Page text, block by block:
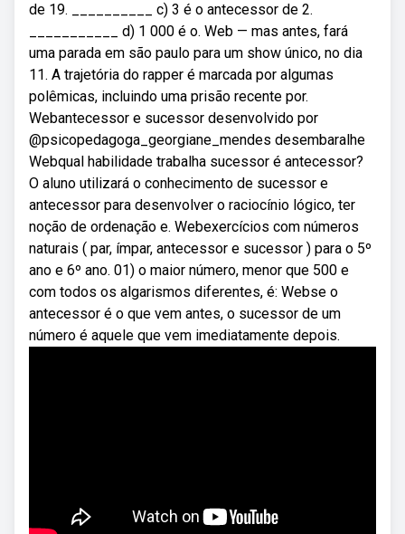
de 19. __________ c) 3 é o antecessor de 2.
___________ d) 1 000 é o. Web — mas antes, fará
uma parada em são paulo para um show único, no dia
11. A trajetória do rapper é marcada por algumas
polêmicas, incluindo uma prisão recente por.
Webantecessor e sucessor desenvolvido por
@psicopedagoga_georgiane_mendes desembaralhe
Webqual habilidade trabalha sucessor é antecessor?
O aluno utilizará o conhecimento de sucessor e
antecessor para desenvolver o raciocínio lógico, ter
noção de ordenação e. Webexercícios com números
naturais ( par, ímpar, antecessor e sucessor ) para o 5º
ano e 6º ano. 01) o maior número, menor que 500 e
com todos os algarismos diferentes, é: Webse o
antecessor é o que vem antes, o sucessor de um
número é aquele que vem imediatamente depois.